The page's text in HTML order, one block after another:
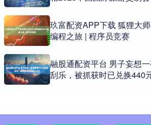
玖富配资APP下载 狐狸大
编程之旅 | 程序员竞赛
融股通配资平台 男子妄想
刮乐，被抓获时已兑换440